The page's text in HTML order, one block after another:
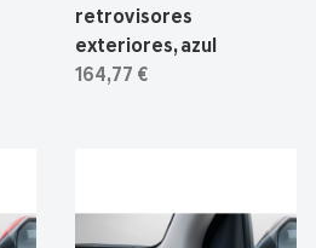
retrovisores
exteriores, azul
164,77 €